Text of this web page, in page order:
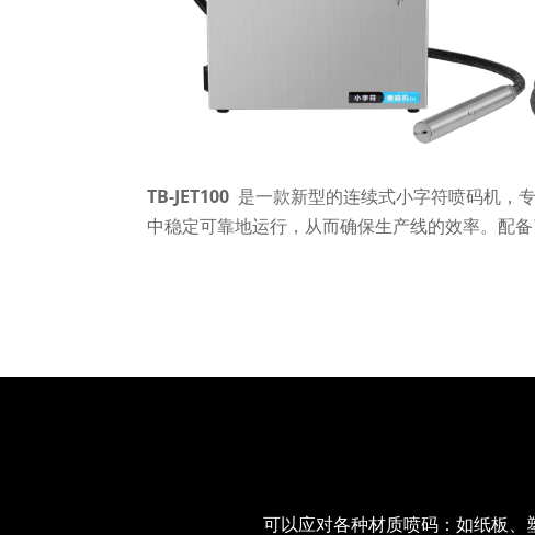
TB-JET100 是一款新型的连续式小字符喷码机，
中稳定可靠地运行，从而确保生产线的效率。配
可以应对各种材质喷码：如纸板、